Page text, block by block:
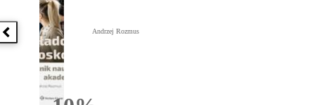
Poprzednia książka
Andrzej Rozmus